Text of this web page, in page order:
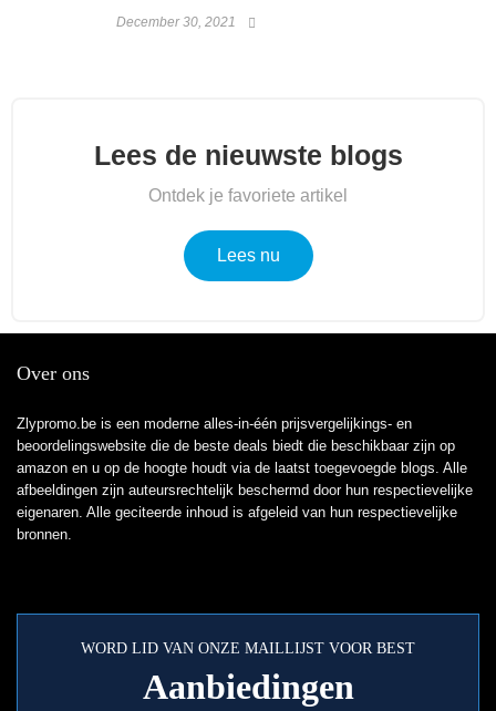
December 30, 2021
Lees de nieuwste blogs
Ontdek je favoriete artikel
Lees nu
Over ons
Zlypromo.be is een moderne alles-in-één prijsvergelijkings- en
beoordelingswebsite die de beste deals biedt die beschikbaar zijn op
amazon en u op de hoogte houdt via de laatst toegevoegde blogs. Alle
afbeeldingen zijn auteursrechtelijk beschermd door hun respectievelijke
eigenaren. Alle geciteerde inhoud is afgeleid van hun respectievelijke
bronnen.
WORD LID VAN ONZE MAILLIJST VOOR BEST
Aanbiedingen